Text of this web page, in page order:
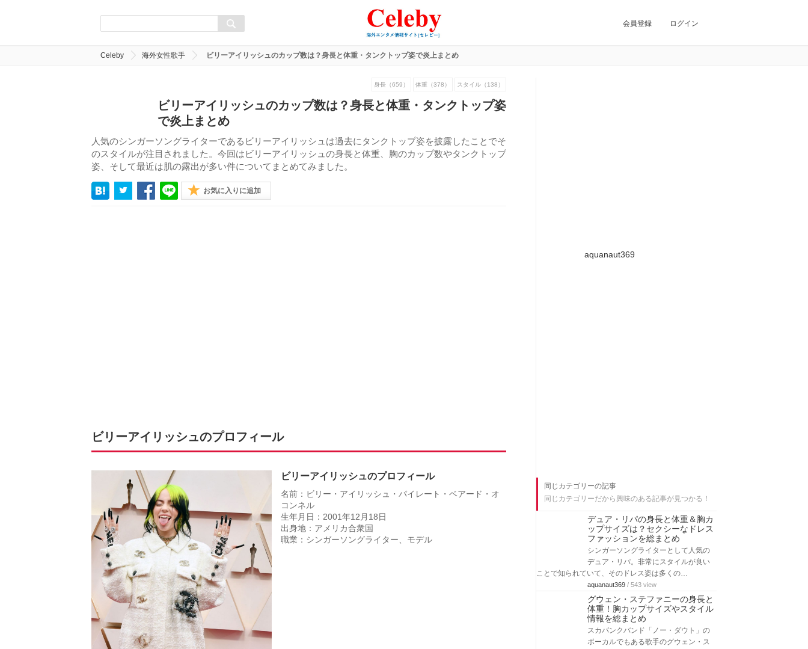
会員登録 ログイン
Celeby 海外女性歌手 ビリーアイリッシュのカップ数は？身長と体重・タンクトップ姿で炎上まとめ
身長（659） 体重（378） スタイル（138）
ビリーアイリッシュのカップ数は？身長と体重・タンクトップ姿
で炎上まとめ
人気のシンガーソングライターであるビリーアイリッシュは過去にタンクトップ姿を披露したことでそ
のスタイルが注目されました。今回はビリーアイリッシュの身長と体重、胸のカップ数やタンクトップ
姿、そして最近は肌の露出が多い件についてまとめてみました。
お気に入りに追加
ビリーアイリッシュのプロフィール
ビリーアイリッシュのプロフィール
名前：ビリー・アイリッシュ・パイレート・ベアード・オ
コンネル
生年月日：2001年12月18日
出身地：アメリカ合衆国
職業：シンガーソングライター、モデル
aquanaut369
同じカテゴリーの記事
同じカテゴリーだから興味のある記事が見つかる！
デュア・リパの身長と体重＆胸カ
ップサイズは？セクシーなドレス
ファッションを総まとめ
シンガーソングライターとして人気の
デュア・リパ。非常にスタイルが良い
ことで知られていて、そのドレス姿は多くの…
aquanaut369 / 543 view
グウェン・ステファニーの身長と
体重！胸カップサイズやスタイル
情報を総まとめ
スカパンクバンド「ノー・ダウト」の
ボーカルでもある歌手のグウェン・ス